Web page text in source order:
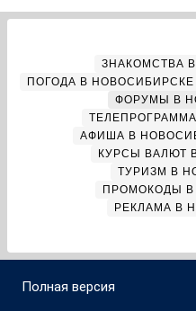
ЗНАКОМСТВА
ПОГОДА В НОВОСИБИРСКЕ
ФОРУМЫ В
АФИША В
КУРСЫ ВАЛЮТ
ТУРИЗМ В
ПРОМОКОДЫ
РЕКЛАМА В
Полная версия